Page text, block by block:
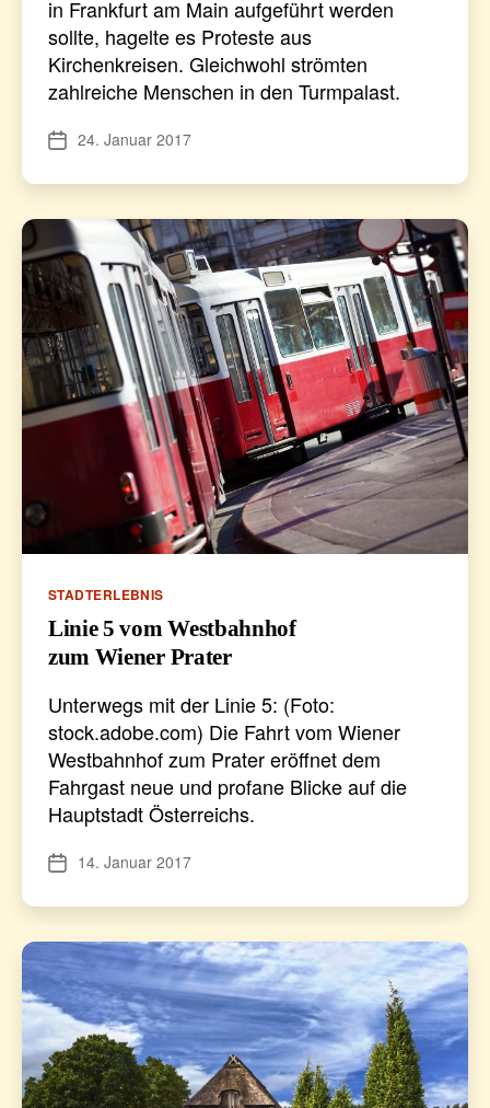
in Frankfurt am Main aufgeführt werden
sollte, hagelte es Proteste aus
Kirchenkreisen. Gleichwohl strömten
zahlreiche Menschen in den Turmpalast.
Veröffentlichungsdatum
24. Januar 2017
Kategorien
STADTERLEBNIS
Linie 5 vom Westbahnhof
zum Wiener Prater
Unterwegs mit der Linie 5: (Foto:
stock.adobe.com) Die Fahrt vom Wiener
Westbahnhof zum Prater eröffnet dem
Fahrgast neue und profane Blicke auf die
Hauptstadt Österreichs.
Veröffentlichungsdatum
14. Januar 2017